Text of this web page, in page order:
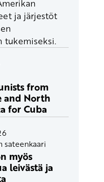
ja järjestöt
tukemiseksi.
from
and North
for Cuba
sateenkaari
myös
leivästä ja